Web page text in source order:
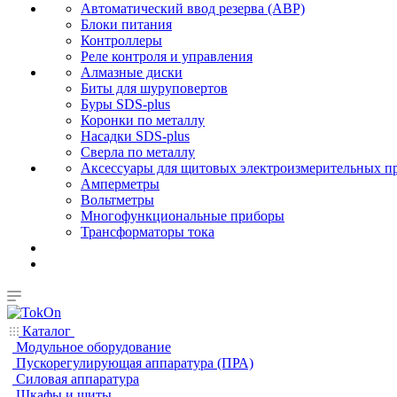
Автоматический ввод резерва (АВР)
Блоки питания
Контроллеры
Реле контроля и управления
Алмазные диски
Биты для шуруповертов
Буры SDS-plus
Коронки по металлу
Насадки SDS-plus
Сверла по металлу
Аксессуары для щитовых электроизмерительных
Амперметры
Вольтметры
Многофункциональные приборы
Трансформаторы тока
Каталог
Модульное оборудование
Пускорегулирующая аппаратура (ПРА)
Силовая аппаратура